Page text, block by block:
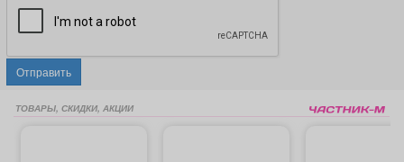
Отправить
ТОВАРЫ, СКИДКИ, АКЦИИ